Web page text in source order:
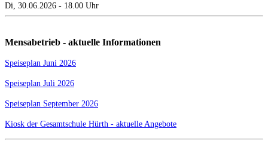
Di, 30.06.2026 - 18.00 Uhr
Mensabetrieb - aktuelle Informationen
Speiseplan Juni 2026
Speiseplan Juli 2026
Speiseplan September 2026
Kiosk der Gesamtschule Hürth - aktuelle Angebote